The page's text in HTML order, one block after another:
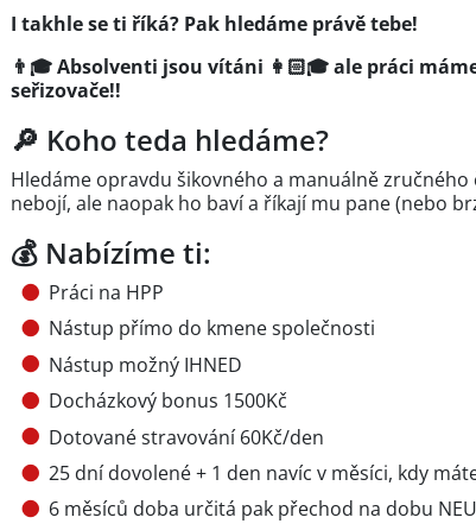
I takhle se ti říká? Pak hledáme právě tebe!
👨🎓 Absolventi jsou vítáni 👩🏻🎓 ale práci máme
seřizovače!!
🔎 Koho teda hledáme?
Hledáme opravdu šikovného a manuálně zručného
nebojí, ale naopak ho baví a říkají mu pane (nebo
💰 Nabízíme ti:
Práci na HPP
Nástup přímo do kmene společnosti
Nástup možný IHNED
Docházkový bonus 1500Kč
Dotované stravování 60Kč/den
25 dní dovolené + 1 den navíc v měsíci, kdy
6 měsíců doba určitá pak přechod na dobu